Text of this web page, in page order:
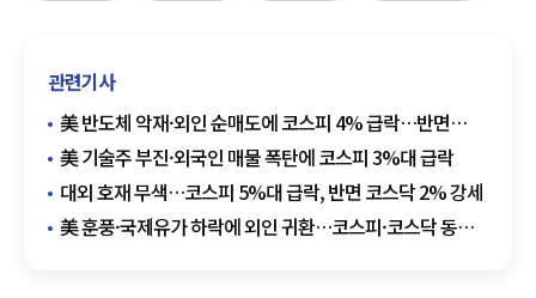
관련기사
美 반도체 악재·외인 순매도에 코스피 4% 급락…반면
코스닥 800선 탈환
美 기술주 부진·외국인 매물 폭탄에 코스피 3%대 급락
대외 호재 무색…코스피 5%대 급락, 반면 코스닥 2% 강세
美 훈풍·국제유가 하락에 외인 귀환…코스피·코스닥 동반